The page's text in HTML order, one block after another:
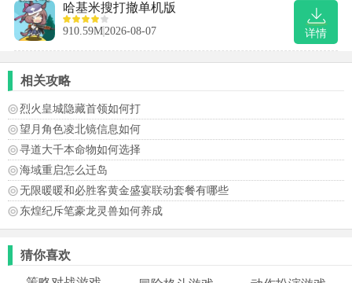
详情
哈基米搜打撤单机版
910.59M2026-08-07
相关攻略
烈火皇城隐藏首领如何打
望月角色凌北镜信息如何
寻道大千本命物如何选择
海域重启怎么迁岛
无限暖暖和必胜客黄金盛宴联动套餐有哪些
东煌纪斥笔豪龙灵兽如何养成
猜你喜欢